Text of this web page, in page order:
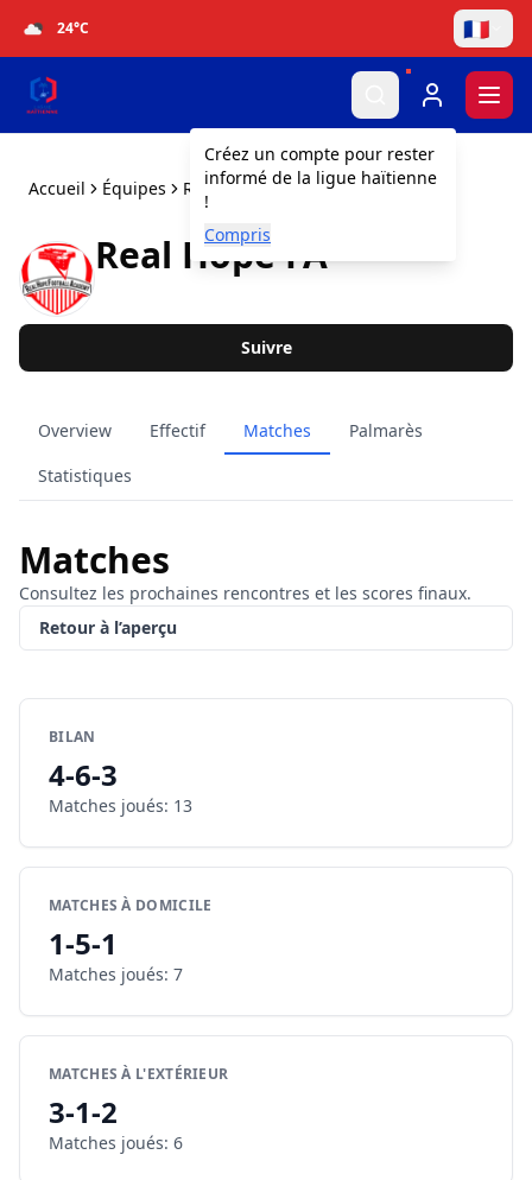
24°C 🇫🇷
Créez un compte pour rester
informé de la ligue haïtienne
!
Compris
Accueil Équipes Real Hope FA
Real Hope FA
Suivre
Overview Effectif Matches
Palmarès
Statistiques
Matches
Consultez les prochaines rencontres et les scores finaux.
Retour à l’aperçu
BILAN
4-6-3
Matches joués: 13
MATCHES À DOMICILE
1-5-1
Matches joués: 7
MATCHES À L'EXTÉRIEUR
3-1-2
Matches joués: 6